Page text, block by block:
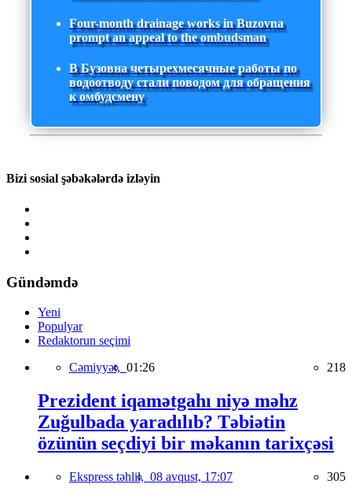
Four-month drainage works in Buzovna
prompt an appeal to the ombudsman
В Бузовна четырехмесячные работы по
водоотводу стали поводом для обращения
к омбудсмену
Bizi sosial şəbəkələrdə izləyin
Gündəmdə
Yeni
Populyar
Redaktorun seçimi
Cəmiyyət, 01:26 218
Prezident iqamətgahı niyə məhz
Zuğulbada yaradılıb? Təbiətin
özünün seçdiyi bir məkanın tarixçəsi
Ekspress təhlil, 08 avqust, 17:07 305